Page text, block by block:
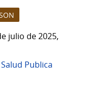
julio de 2025,
Publica